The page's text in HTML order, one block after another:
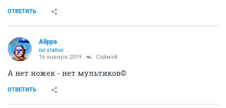
ОТВЕТИТЬ
Alippa
no status
16 января 2019 Сэймэй
А нет ножек - нет мультиков©
ОТВЕТИТЬ